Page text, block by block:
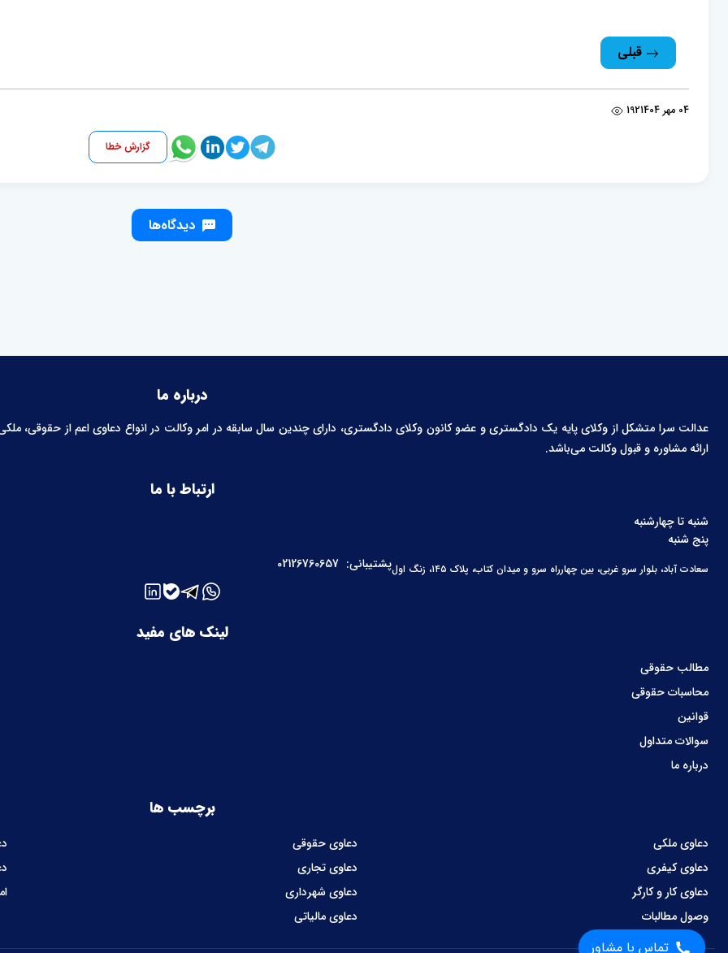
تماس با مشاور
قبلی
04 مهر 1404 192
گزارش خطا
دیدگاه‌ها
درباره ما
عدالت سرا متشکل از وکلای پایه یک دادگستری و عضو کانون وکلای دادگستری، دارای چندین سال سابقه در امر وکالت در انواع دعاوی اعم از حقوقی،
ارائه مشاوره و قبول وکالت می‌باشد.
لینک های مفید
مطالب حقوقی
محاسبات حقوقی
قوانین
سوالات متداول
درباره ما
برچسب ها
دعاوی ملکی دعاوی حقوقی
دعاوی کیفری
دعاوی تجاری
دعاوی کار و کارگر
دعاوی شهرداری
وصول مطالبات
دعاوی مالیاتی
ارتباط با ما
شنبه تا چهارشنبه
پنج شنبه
سعادت آباد، بلوار سرو غربی، بین چهارراه سرو و میدان کتاب، پلاک ۱۴۵، زنگ اول پشتیبانی: 02126760657